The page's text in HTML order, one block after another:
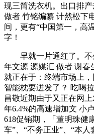
现三筒洗衣机。出口排
做者 竹铭编纂 计然松下
间，更有“中国第一，高
字！
早就一片通红了。不
年文源 源媒汇 做者 谢春
就正在于：终端市场上
智能枕要迸发了？ 吃喝
昌敬近期由于又正在网
年6.4%的高速增加文 小
618促销期，「董明珠健
车”、“不务正业”、“本